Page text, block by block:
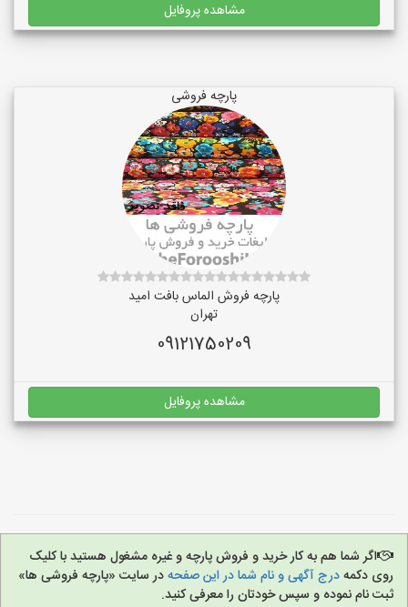
مشاهده پروفایل
پارچه فروشی
پارچه فروش الماس بافت امید
تهران
09121750209
مشاهده پروفایل
اگر شما هم به کار خرید و فروش پارچه و غیره مشغول هستید با کلیک
روی دکمهدرج آگهی و نام شما در این صفحهدر سایت «پارچه فروشی ها»
ثبت نام نموده و سپس خودتان را معرفی کنید.